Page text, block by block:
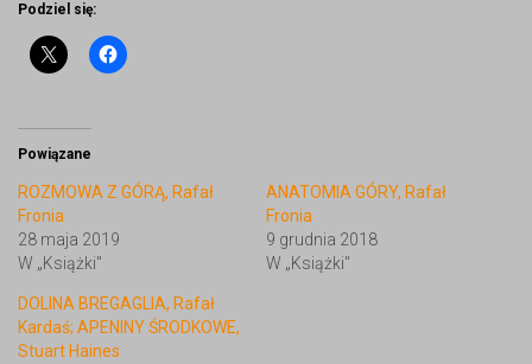
Podziel się:
Powiązane
ROZMOWA Z GÓRĄ, Rafał
Fronia
28 maja 2019
W „Książki"
ANATOMIA GÓRY, Rafał
Fronia
9 grudnia 2018
W „Książki"
DOLINA BREGAGLIA, Rafał
Kardaś; APENINY ŚRODKOWE,
Stuart Haines